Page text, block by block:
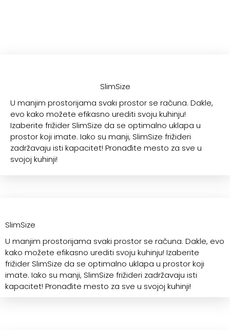
SlimSize
U manjim prostorijama svaki prostor se računa. Dakle,
evo kako možete efikasno urediti svoju kuhinju!
Izaberite frižider SlimSize da se optimalno uklapa u
prostor koji imate. Iako su manji, SlimSize frižideri
zadržavaju isti kapacitet! Pronađite mesto za sve u
svojoj kuhinji!
SlimSize
U manjim prostorijama svaki prostor se računa. Dakle, evo
kako možete efikasno urediti svoju kuhinju! Izaberite
frižider SlimSize da se optimalno uklapa u prostor koji
imate. Iako su manji, SlimSize frižideri zadržavaju isti
kapacitet! Pronađite mesto za sve u svojoj kuhinji!